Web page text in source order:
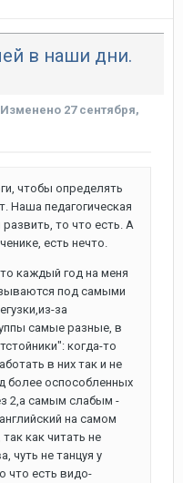
в наши дни.
Изменено 27 сентября,
чтобы определять
Наша педагогическая
то что есть. А
есть нечто.
каждый год на меня
под самыми
за
самые разные, в
когда-то
в них так и не
более оспособленных
2,а самым слабым -
на самом
как читать не
чуть не танцуя у
что есть видо-